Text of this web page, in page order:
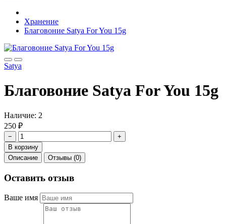
Хранение
Благовоние Satya For You 15g
Satya
Благовоние Satya For You 15g
Наличие: 2
250 ₽
−
+
В корзину
Описание
Отзывы (0)
Оставить отзыв
Ваше имя